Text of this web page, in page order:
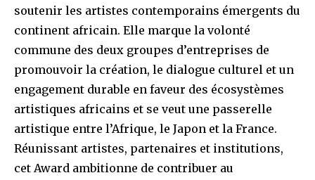
soutenir les artistes contemporains émergents du
continent africain. Elle marque la volonté
commune des deux groupes d’entreprises de
promouvoir la création, le dialogue culturel et un
engagement durable en faveur des écosystèmes
artistiques africains et se veut une passerelle
artistique entre l’Afrique, le Japon et la France.
Réunissant artistes, partenaires et institutions,
cet Award ambitionne de contribuer au